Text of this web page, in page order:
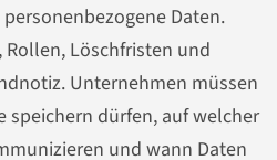
Daten.
Löschfristen und
Unternehmen müssen
speichern dürfen, auf welcher
und wann Daten